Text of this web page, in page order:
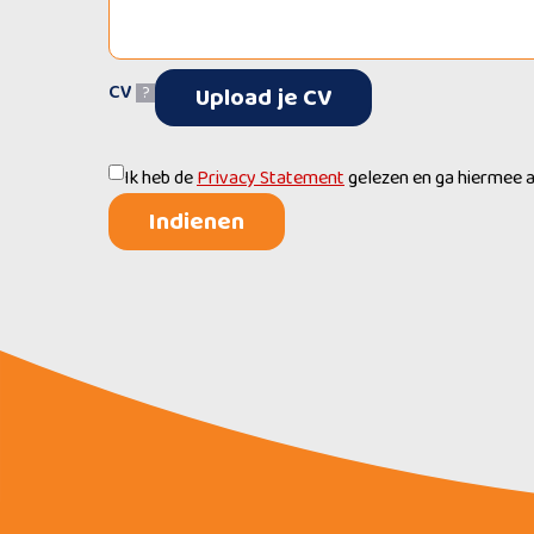
CV ? Upload je CV
Ik heb dePrivacy Statementgelezen en ga hiermee
Indienen